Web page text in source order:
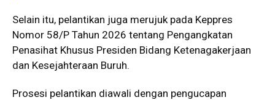
Selain itu, pelantikan juga merujuk pada Keppres
Nomor 58/P Tahun 2026 tentang Pengangkatan
Penasihat Khusus Presiden Bidang Ketenagakerjaan
dan Kesejahteraan Buruh.
Prosesi pelantikan diawali dengan pengucapan